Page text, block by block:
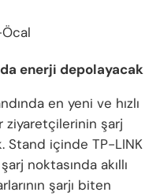
enerji depolayacak
en yeni ve hızlı
ziyaretçilerinin şarj
Stand içinde TP-LINK
noktasında akıllı
şarjı biten